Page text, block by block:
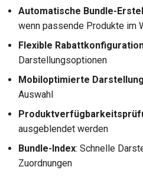
Automatische Bundle-
wenn passende Produkte im
Flexible
Darstellungsoptionen
Mobiloptimierte Darstellung
Auswahl
ausgeblendet werden
Bundle-Index: Schnelle
Zuordnungen